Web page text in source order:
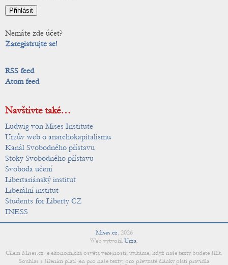
Nemáte zde účet?
Zaregistrujte se!
RSS feed
Atom feed
Navštivte také…
Ludwig von Mises Institute
Urzův web o anarchokapitalismu
Kanál Svobodného přístavu
Stoky Svobodného přístavu
Svoboda učení
Libertariánský institut
Liberální institut
Students for Liberty CZ
INESS
Mises.cz, 2026
Web vytvořil Urza.
Cílem Mises.cz je ekonomická osvěta veřejnosti; uvítáme, když naše texty budete šířit.
Souhlas s šířením platí jen pro naše texty; pro převzaté články platí pravidla